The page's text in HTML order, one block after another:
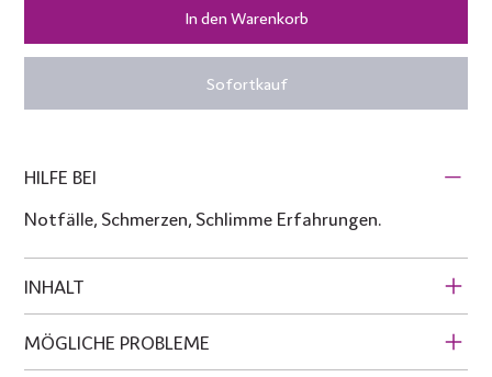
In den Warenkorb
Sofortkauf
HILFE BEI
Notfälle, Schmerzen, Schlimme Erfahrungen.
INHALT
MÖGLICHE PROBLEME